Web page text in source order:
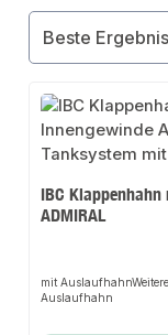
IBC
ADMIRAL
mit
Auslaufhahn